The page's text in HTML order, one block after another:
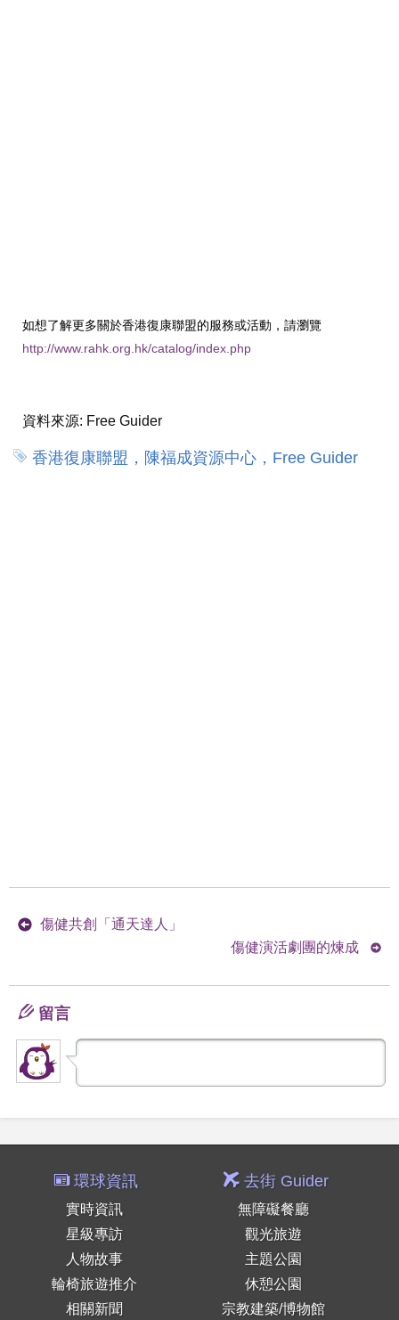
如想了解更多關於香港復康聯盟的服務或活動，請瀏覽
http://www.rahk.org.hk/catalog/index.php
資料來源: Free Guider
香港復康聯盟，陳福成資源中心，Free Guider
傷健共創「通天達人」
傷健演活劇團的煉成
留言
環球資訊
實時資訊
星級專訪
人物故事
輪椅旅遊推介
相關新聞
去街 Guider
無障礙餐廳
觀光旅遊
主題公園
休憩公園
宗教建築/博物館